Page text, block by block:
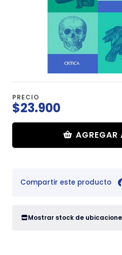
PRECIO
$23.900
AGREGAR
Compartir este producto
Mostrar stock de